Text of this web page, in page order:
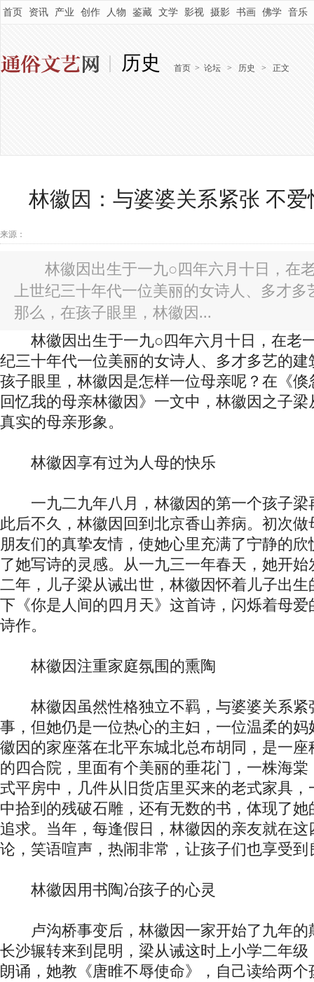
首页 资讯 产业 创作 人物 鉴藏 文学 影视 摄影 书画 佛学 音乐
历史 首页 > 论坛 > 历史 > 正文
林徽因：与婆婆关系紧张 不
来源：
林徽因出生于一九○四年六月十日，在
上世纪三十年代一位美丽的女诗人、多才多
那么，在孩子眼里，林徽因...
林徽因出生于一九○四年六月十日，在老
纪三十年代一位美丽的女诗人、多才多艺的
孩子眼里，林徽因是怎样一位母亲呢？在《
回忆我的母亲林徽因》一文中，林徽因之子
真实的母亲形象。
林徽因享有过为人母的快乐
一九二九年八月，林徽因的第一个孩子梁
此后不久，林徽因回到北京香山养病。初次
朋友们的真挚友情，使她心里充满了宁静的
了她写诗的灵感。从一九三一年春天，她开
二年，儿子梁从诫出世，林徽因怀着儿子出
下《你是人间的四月天》这首诗，闪烁着母
诗作。
林徽因注重家庭氛围的熏陶
林徽因虽然性格独立不羁，与婆婆关系紧
事，但她仍是一位热心的主妇，一位温柔的
徽因的家座落在北平东城北总布胡同，是一
的四合院，里面有个美丽的垂花门，一株海
式平房中，几件从旧货店里买来的老式家具
中拾到的残破石雕，还有无数的书，体现了
追求。当年，每逢假日，林徽因的亲友就在这
论，笑语喧声，热闹非常，让孩子们也享受到
林徽因用书陶冶孩子的心灵
卢沟桥事变后，林徽因一家开始了九年的
长沙辗转来到昆明，梁从诫这时上小学二年
朗诵，她教《唐睢不辱使命》，自己读给两